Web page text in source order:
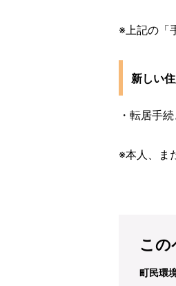
※上記の「
新しい
・転居手
※本人、ま
この
町民環